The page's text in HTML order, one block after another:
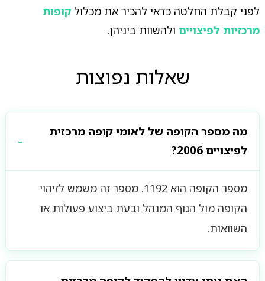
לפני קבלת החלטה כדאי להכיר את מכלול קופות
מרכזיות לפיצויים ולהשוות ביניהן.
שאלות נפוצות
מה מספר הקופה של לאומי קופה מרכזית
לפיצויים 2006?
מספר הקופה הוא 1192. מספר זה משמש לזיהוי
הקופה מול הגוף המנהל ובעת ביצוע פעולות או
השוואות.